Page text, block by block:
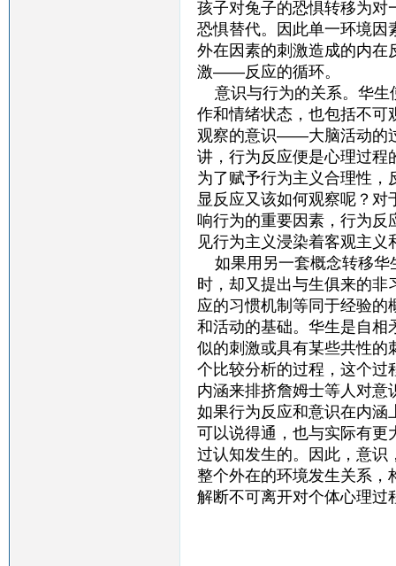
孩子对兔子的恐惧转移为对
恐惧替代。因此单一环境因
外在因素的刺激造成的内在
激——反应的循环。
意识与行为的关系。华生
作和情绪状态，也包括不
观察的意识——大脑活动的
讲，行为反应便是心理过程
为了赋予行为主义合理性，
显反应又该如何观察呢？
响行为的重要因素，行为反
见行为主义浸染着客观主义
如果用另一套概念转移华
时，却又提出与生俱来的非
应的习惯机制等同于经验的
和活动的基础。华生是自相
似的刺激或具有某些共性的
个比较分析的过程，这个过
内涵来排挤詹姆士等人对意
如果行为反应和意识在内涵
可以说得通，也与实际有更
过认知发生的。因此，意识
整个外在的环境发生关系，
解断不可离开对个体心理过